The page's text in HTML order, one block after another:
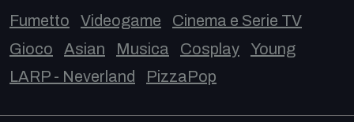
Fumetto Videogame
Cinema e Serie TV
Gioco
Asian Musica Cosplay
Young
LARP - Neverland
PizzaPop